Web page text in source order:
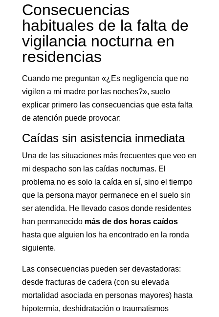
Consecuencias
habituales de la falta de
vigilancia nocturna en
residencias
Cuando me preguntan «¿Es negligencia que no
vigilen a mi madre por las noches?», suelo
explicar primero las consecuencias que esta falta
de atención puede provocar:
Caídas sin asistencia inmediata
Una de las situaciones más frecuentes que veo en
mi despacho son las caídas nocturnas. El
problema no es solo la caída en sí, sino el tiempo
que la persona mayor permanece en el suelo sin
ser atendida. He llevado casos donde residentes
han permanecido más de dos horas caídos
hasta que alguien los ha encontrado en la ronda
siguiente.
Las consecuencias pueden ser devastadoras:
desde fracturas de cadera (con su elevada
mortalidad asociada en personas mayores) hasta
hipotermia, deshidratación o traumatismos